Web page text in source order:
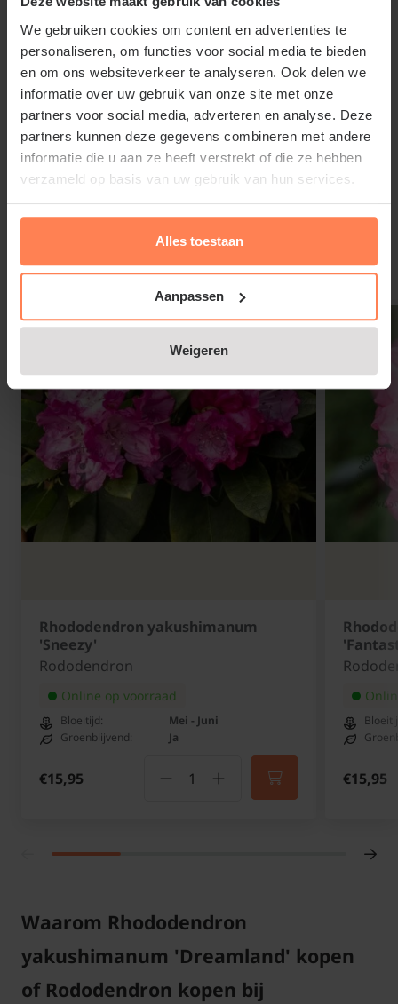
We gebruiken cookies om content en advertenties te
personaliseren, om functies voor social media te bieden
en om ons websiteverkeer te analyseren. Ook delen we
informatie over uw gebruik van onze site met onze
partners voor social media, adverteren en analyse. Deze
partners kunnen deze gegevens combineren met andere
informatie die u aan ze heeft verstrekt of die ze hebben
verzameld op basis van uw gebruik van hun services.
Alles toestaan
Aanpassen
Weigeren
aanplanten en vermeng het met de aanwezige
grond.
Rhododendron yakushimanum
'Dreamland' snoeien en
onderhouden
Strooi in het voorjaar nog eens extra tuinturf
rondom de plantvoet van de plant. Een
Rododendron heeft weinig onderhoud nodig. De
eerste tien tot vijftien jaar hoeft er haast niet
gesnoeid te worden. Daarna is het ook niet echt
nodig, maar voor de vorm en om oud hout te
worden.
Gerelateerde producten
Rhododendron yakushimanum
'Sneezy'
Rododendron
Online op voorraad
Bloeitijd:
Mei - Juni
Groenblijvend:
Ja
€15,95 €15,95
Waarom Rhododendron
yakushimanum 'Dreamland' kopen
of Rododendron kopen bij